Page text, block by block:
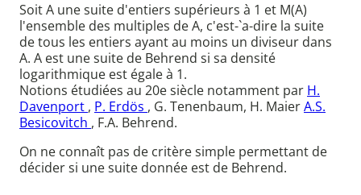
Soit A une suite d'entiers supérieurs à 1 et M(A)
l'ensemble des multiples de A, c'est-`a-dire la suite
de tous les entiers ayant au moins un diviseur dans
A. A est une suite de Behrend si sa densité
logarithmique est égale à 1.
Notions étudiées au 20e siècle notamment par H.
Davenport , P. Erdös , G. Tenenbaum, H. MaierA.S.
Besicovitch , F.A. Behrend.
On ne connaît pas de critère simple permettant de
décider si une suite donnée est de Behrend.